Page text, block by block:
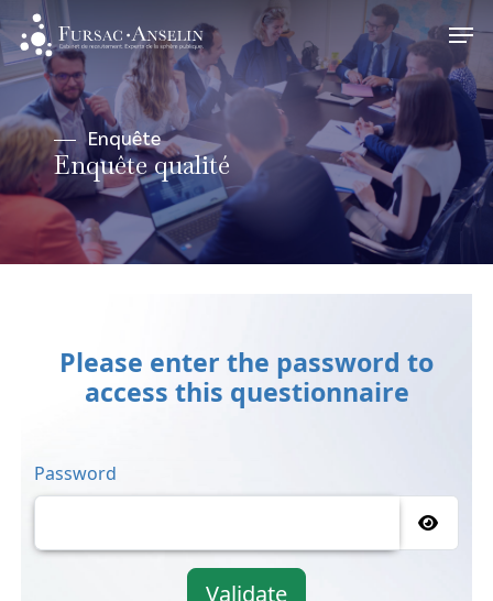
Skip
to
main
content
Enquête
Enquête qualité
Close
Menu